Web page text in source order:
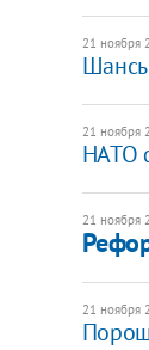
21 ноября
21 ноября
НАТО
21 ноября
21 ноября